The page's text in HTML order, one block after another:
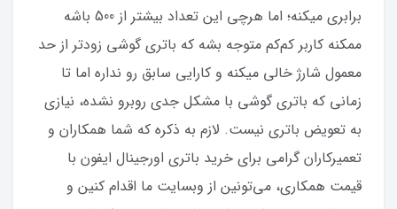
برابری میکنه؛ اما هرچی این تعداد بیشتر از 500 باشه
ممکنه کاربر کم‌کم متوجه بشه که باتری گوشی زودتر از حد
معمول شارژ خالی میکنه و کارایی سابق رو نداره اما تا
زمانی که باتری گوشی با مشکل جدی روبرو نشده، نیازی
به تعویض باتری نیست. لازم به ذکره که شما همکاران و
تعمیرکاران گرامی برای خرید باتری اورجینال ایفون با
قیمت همکاری، می‌تونین از وبسایت ما اقدام کنین و